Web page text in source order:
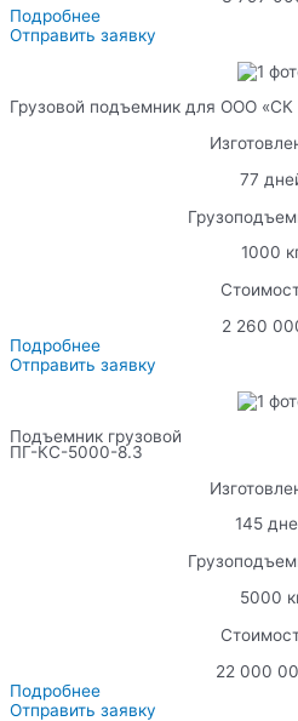
Подробнее
Отправить заявку
Грузовой подъемник для ООО
77
1000
2 260
Подробнее
Отправить заявку
Подъемник грузовой
ПГ-КС-5000-8.3
145
5000
22 000
Подробнее
Отправить заявку